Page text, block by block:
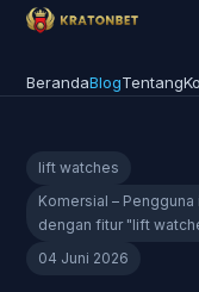
BerandaBlogTentang
lift watches
Komersial –
dengan fitur "lift
04 Juni 2026